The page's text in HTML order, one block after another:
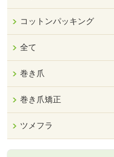
コットンパッキング
全て
巻き爪
巻き爪矯正
ツメフラ